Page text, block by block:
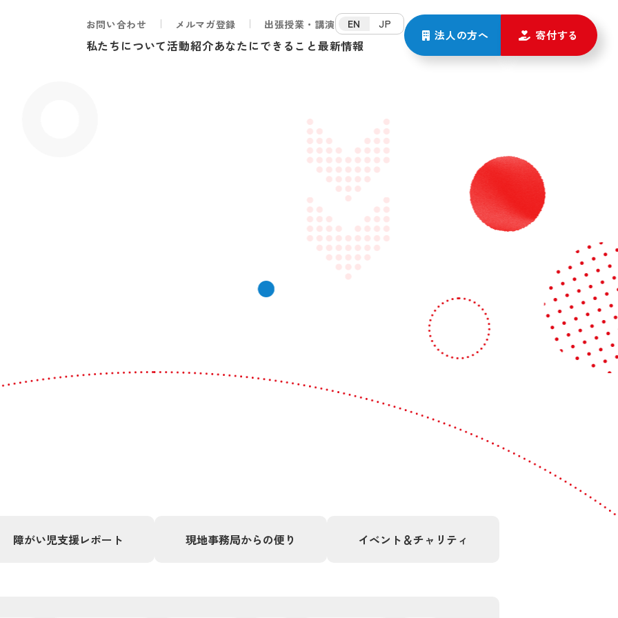
お問い合わせ メルマガ登録 出張授業・講演 EN JP
私たちについて活動紹介あなたにできること最新情報
法人の方へ 寄付する
障がい児支援レポート 現地事務局からの便り イベント＆チャリティ